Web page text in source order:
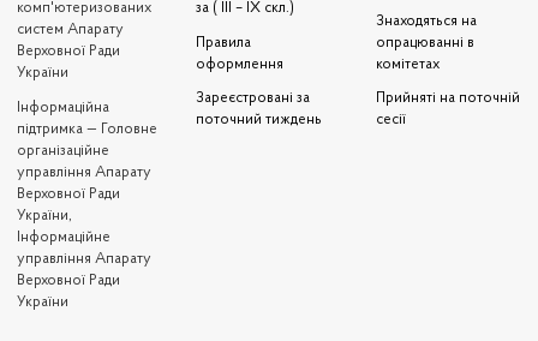
комп'ютеризованих
систем Апарату
Верховної Ради
України
Iнформаційна
підтримка — Головне
організаційне
управління Апарату
Верховної Ради
України,
Інформаційне
управління Апарату
Верховної Ради
України
за ( III – IX скл.)
Правила
оформлення
Зареєстровані за
поточний тиждень
Знаходяться на
опрацюванні в
комітетах
Прийняті на поточній
сесії